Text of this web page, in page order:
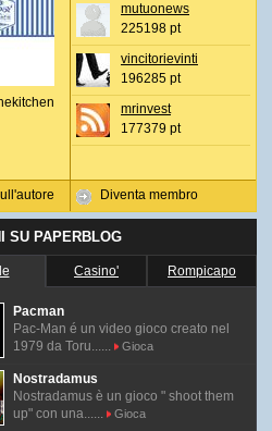
mutuonews
225198 pt
vincitorievinti
196285 pt
mrinvest
177379 pt
Diventa membro
SU PAPERBLOG
Casino' Rompicapo
Pacman
Pac-Man é un video gioco creato nel
1979 da Toru......
Gioca
Nostradamus
Nostradamus è un gioco " shoot them
up" con una......
Gioca